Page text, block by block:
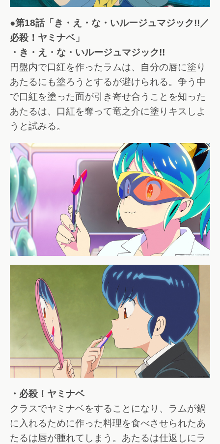
●第18話「き・え・な・いルージュマジック!!／
必殺！ヤミナベ」
・き・え・な・いルージュマジック!!
円盤内で口紅を作ったラムは、自分の唇に塗り
あたるにも塗ろうとするが避けられる。争う中
で口紅を塗った面が引き寄せ合うことを知った
あたるは、口紅を奪って竜之介に塗りキスしよ
うと試みる。
・必殺！ヤミナベ
クラスでヤミナベをすることになり、ラムが鍋
に入れるために作った料理を食べさせられたあ
たるは唇が腫れてしまう。あたるは仕返しにラ